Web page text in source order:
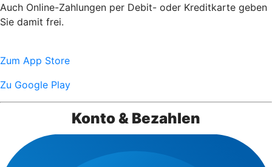
Auch Online-Zahlungen per Debit- oder Kreditkarte geben
Sie damit frei.
Zum App Store
Zu Google Play
Konto & Bezahlen